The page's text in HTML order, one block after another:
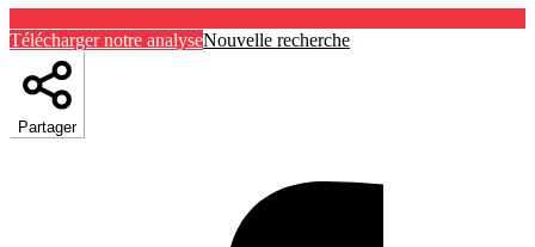
Télécharger notre analyseNouvelle recherche
Partager